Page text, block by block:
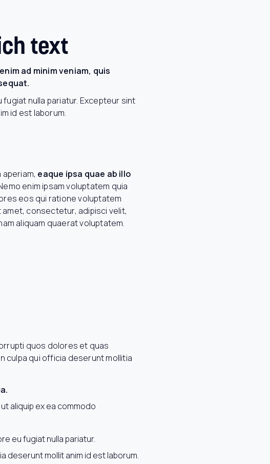
text
ad minim veniam, quis
nulla pariatur. Excepteur sint
id est laborum.
eaque ipsa quae ab illo
enim ipsam voluptatem quia
eos qui ratione voluptatem
consectetur, adipisci velit,
aliquam quaerat voluptatem.
quos dolores et quas
culpa qui officia deserunt mollitia
aliquip ex ea commodo
eu fugiat nulla pariatur.
deserunt mollit anim id est laborum.